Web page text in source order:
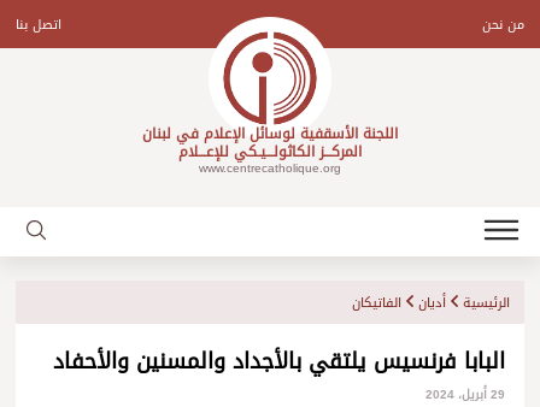
contentمن نحن اتصل بنا
اللجنة الأسقفية لوسائل الإعلام في لبنان
المركـــز الكاثولـــيـكي للإعـــلام
www.centrecatholique.org
الرئيسية أديان الفاتيكان
البابا فرنسيس يلتقي بالأجداد والمسنين والأحفاد
29 أبريل، 2024